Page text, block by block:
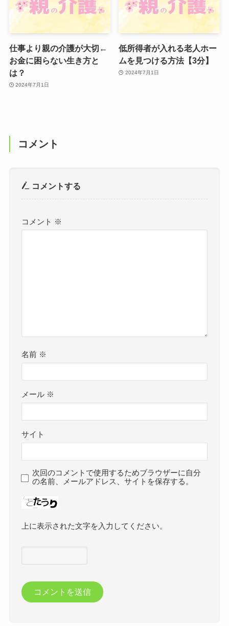
仕事より親の介護が大切←
お金に困らない生き方と
は？
2024年7月1日
低所得者が入れる老人ホー
ムを見つける方法【3分】
2024年7月1日
コメント
コメントする
コメント ※
名前 ※
メール ※
サイト
次回のコメントで使用するためブラウザーに自分
の名前、メールアドレス、サイトを保存する。
上に表示された文字を入力してください。